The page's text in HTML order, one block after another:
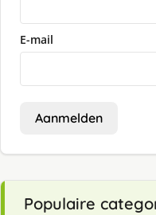
E-mail
Aanmelden
Populaire